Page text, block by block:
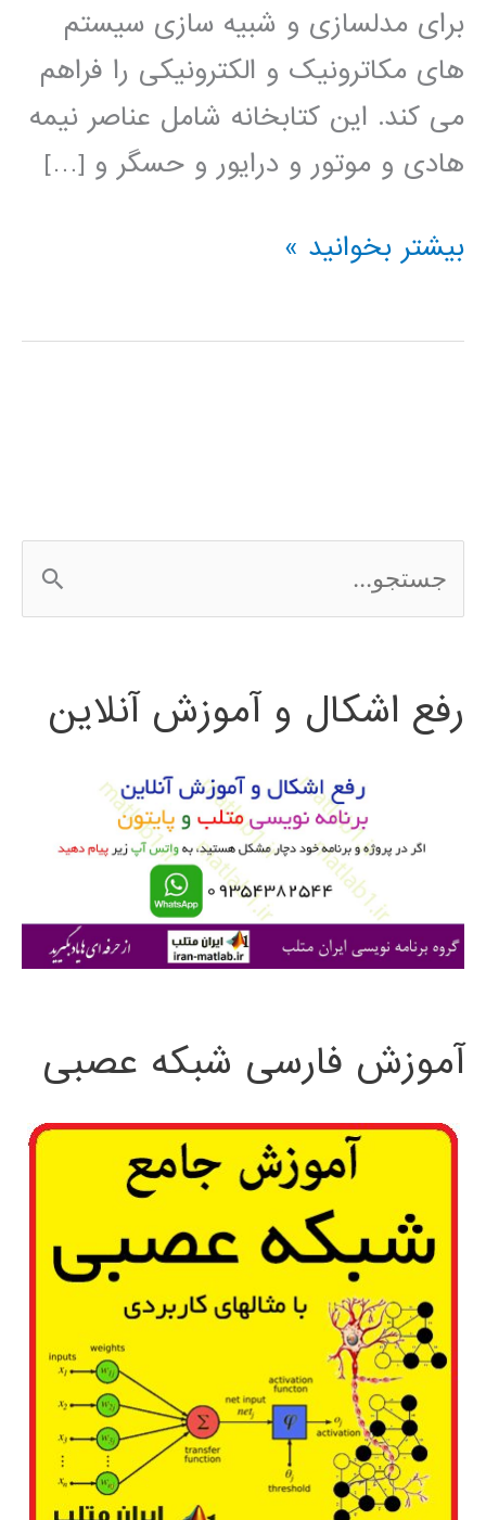
برای مدلسازی و شبیه سازی سیستم
های مکاترونیک و الکترونیکی را فراهم
می کند. این کتابخانه شامل عناصر نیمه
هادی و موتور و درایور و حسگر و […]
فیلم
simElectronics
بیشتر بخوانید »
س
ج
ی
رفع اشکال و آموزش آنلاین
آموزش فارسی شبکه عصبی